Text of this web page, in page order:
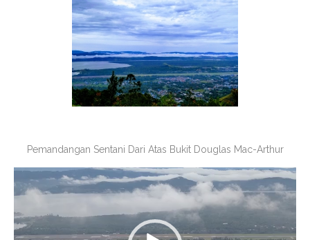
Pemandangan Sentani Dari Atas Bukit Douglas Mac-Arthur
Video
Player